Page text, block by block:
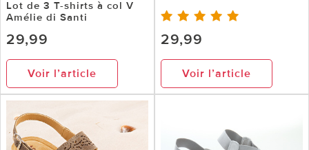
Lot de 3 T-shirts à col V
Amélie di Santi
29,99
Voir l’article
29,99
Voir l’article